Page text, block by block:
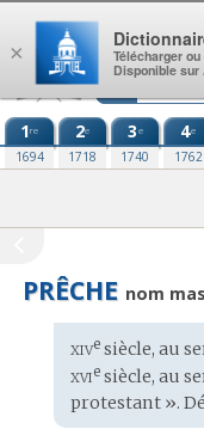
Aller au contenu
1re
1694
2e
1718
3e
1740
4e
1762
PRÊCHE nom
Étymologie
:
xivesiècle, au
xviesiècle, au
protestant ».
×
Télécharger
Disponible sur